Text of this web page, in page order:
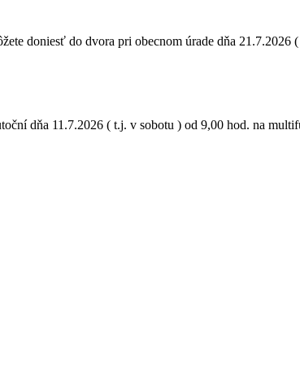
doniesť do dvora pri obecnom úrade dňa 21.7.2026
dňa 11.7.2026 ( t.j. v sobotu ) od 9,00 hod. na